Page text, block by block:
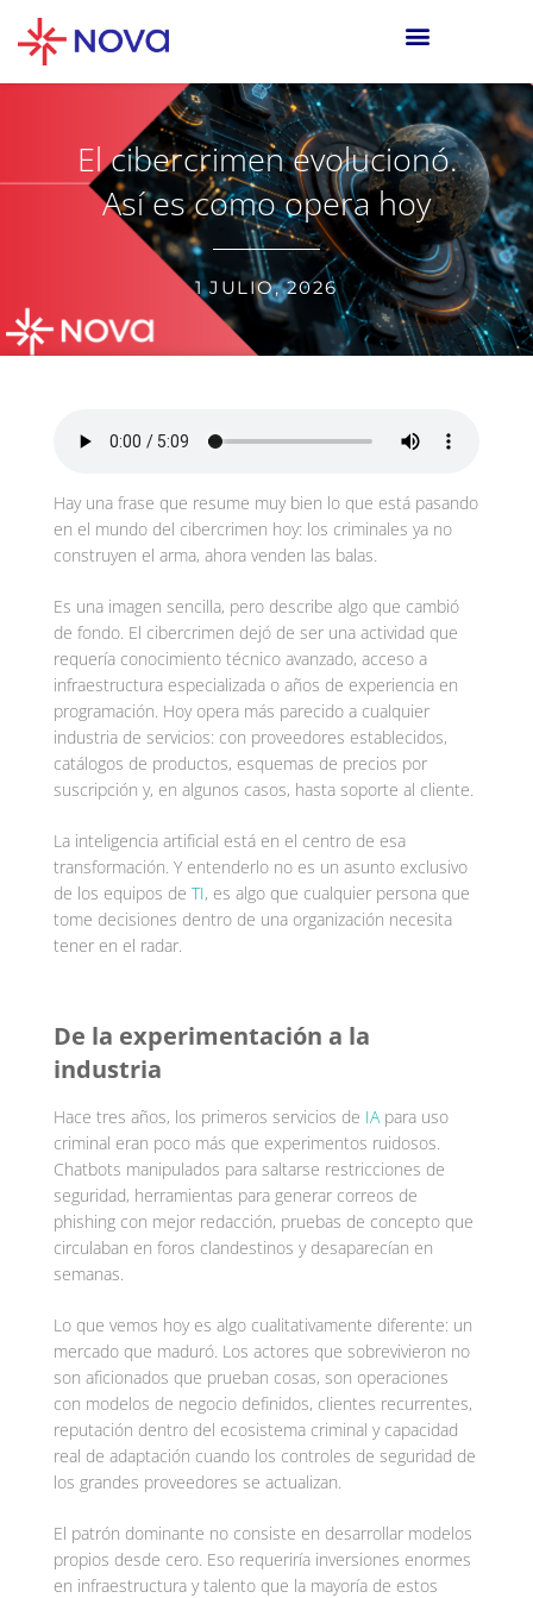
El cibercrimen evolucionó.
Así es como opera hoy
1 JULIO, 2026
Hay una frase que resume muy bien lo que está pasando
en el mundo del cibercrimen hoy: los criminales ya no
construyen el arma, ahora venden las balas.
Es una imagen sencilla, pero describe algo que cambió
de fondo. El cibercrimen dejó de ser una actividad que
requería conocimiento técnico avanzado, acceso a
infraestructura especializada o años de experiencia en
programación. Hoy opera más parecido a cualquier
industria de servicios: con proveedores establecidos,
catálogos de productos, esquemas de precios por
suscripción y, en algunos casos, hasta soporte al cliente.
La inteligencia artificial está en el centro de esa
transformación. Y entenderlo no es un asunto exclusivo
de los equipos de TI, es algo que cualquier persona que
tome decisiones dentro de una organización necesita
tener en el radar.
De la experimentación a la
industria
Hace tres años, los primeros servicios de IApara uso
criminal eran poco más que experimentos ruidosos.
Chatbots manipulados para saltarse restricciones de
seguridad, herramientas para generar correos de
phishing con mejor redacción, pruebas de concepto que
circulaban en foros clandestinos y desaparecían en
semanas.
Lo que vemos hoy es algo cualitativamente diferente: un
mercado que maduró. Los actores que sobrevivieron no
son aficionados que prueban cosas, son operaciones
con modelos de negocio definidos, clientes recurrentes,
reputación dentro del ecosistema criminal y capacidad
real de adaptación cuando los controles de seguridad de
los grandes proveedores se actualizan.
El patrón dominante no consiste en desarrollar modelos
propios desde cero. Eso requeriría inversiones enormes
en infraestructura y talento que la mayoría de estos